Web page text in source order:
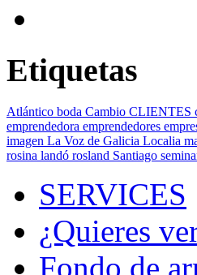
Etiquetas
Atlántico boda Cambio CLIENTES
emprendedora emprendedores
imagen La Voz de Galicia Localia
rosina landó rosland Santiago
SERVICES
¿Quieres
Fondo de